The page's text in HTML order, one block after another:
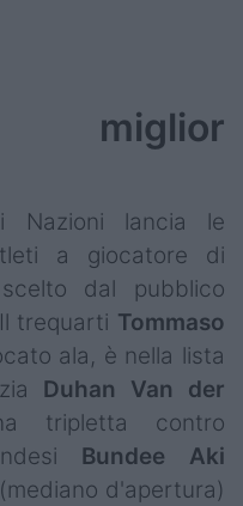
miglior
Nazioni lancia le
a giocatore di
dal pubblico
trequarti Tommaso
ala, è nella lista
Duhan Van der
tripletta contro
Bundee Aki
d'apertura)